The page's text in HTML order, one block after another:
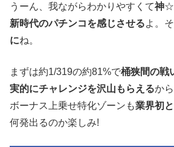
うーん、我ながらわかりやすくて神☆
新時代のパチンコを感じさせるよ。そ
にね。
まずは約1/319の約81%で桶狭間の戦
実的にチャレンジを沢山もらえるか
ボーナス上乗せ特化ゾーンも業界初
何発出るのか楽しみ!